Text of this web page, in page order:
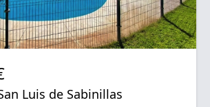
Luis de Sabinillas